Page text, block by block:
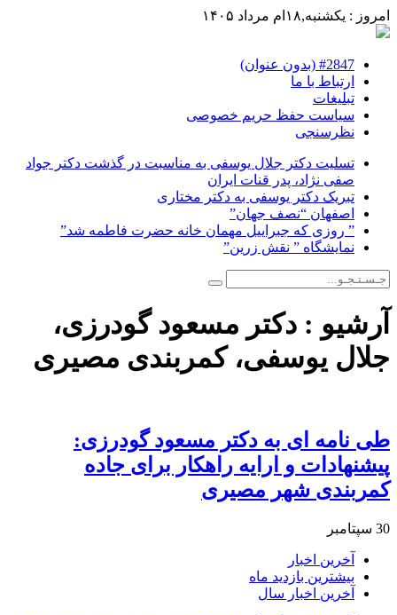
امروز : یکشنبه,۱۸ام مرداد ۱۴۰۵
#2847 (بدون عنوان)
ارتباط با ما
تبلیغات
سیاست حفظ حریم خصوصی
نظرسنجی
تسلیت دکتر جلال یوسفی به مناسبت در گذشت دکتر جواد
صفی نژاد، پدر قنات ایران
تبریک دکتر یوسفی به دکتر مختاری
اصفهان “نصف جهان”
” روزی که جبراییل مهمان خانه حضرت فاطمه شد”
نمایشگاه ” نقش زرین”
آرشیو : دکتر مسعود گودرزی،
جلال یوسفی، کمربندی مصیری
طی نامه ای به دکتر مسعود گودرزی:
پیشنهادات و ارایه راهکار برای جاده
کمربندی شهر مصیری
30 سپتامبر
آخرین اخبار
بیشترین بازدید ماه
آخرین اخبار سال